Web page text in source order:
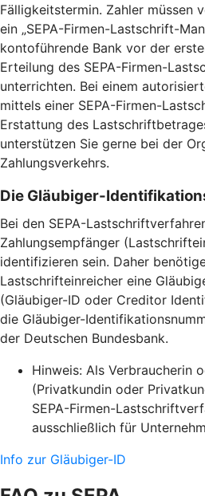
Fälligkeitstermin. Zahler müssen
ein „SEPA-Firmen-Lastschrift-
kontoführende Bank vor der
Erteilung des SEPA-Firmen-
unterrichten. Bei einem
mittels einer SEPA-Firmen-
Erstattung des
unterstützen Sie gerne bei der
Zahlungsverkehrs.
Die Gläubiger-
Bei den SEPA-
Zahlungsempfänger
identifizieren sein. Daher
Lastschrifteinreicher eine
(Gläubiger-ID oder Creditor
die Gläubiger-
der Deutschen Bundesbank.
Hinweis: Als Verbraucherin
(Privatkundin oder
SEPA-Firmen-
ausschließlich für
Info zur Gläubiger-ID